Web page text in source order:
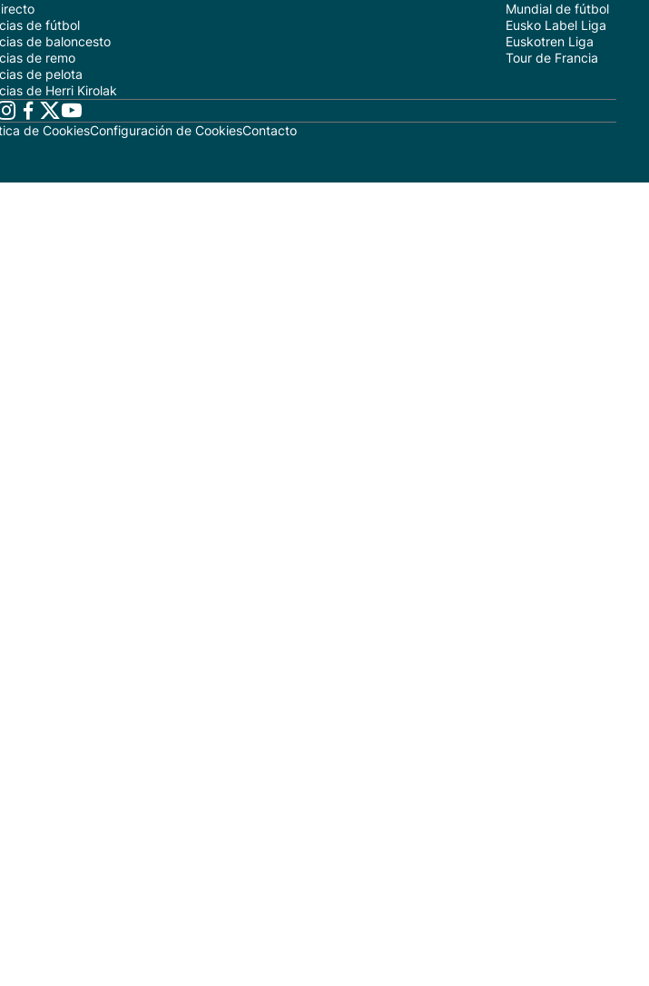
de fútbol
de baloncesto
de remo
de pelota
de Herri Kirolak
Mundial de fútbol
Eusko Label Liga
Euskotren Liga
Tour de Francia
de CookiesConfiguración de CookiesContacto